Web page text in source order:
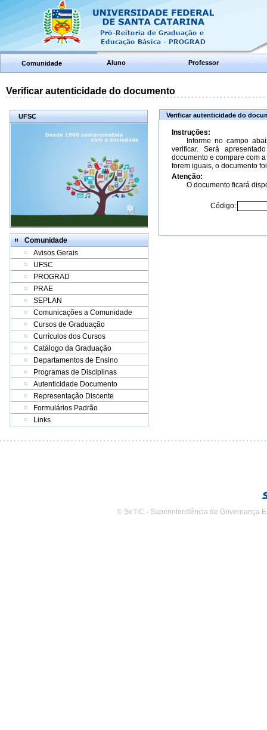
Comunidade Aluno Professor
Verificar autenticidade do documento
UFSC
Comunidade
Avisos Gerais
UFSC
PROGRAD
PRAE
SEPLAN
Comunicações a Comunidade
Cursos de Graduação
Currículos dos Cursos
Catálogo da Graduação
Departamentos de Ensino
Programas de Disciplinas
Autenticidade Documento
Representação Discente
Formulários Padrão
Links
Verificar autenticidade do
Instruções:
Informe no campo
verificar. Será
documento e compare com
forem iguais, o documento
Atenção:
O documento ficará
Código:
© SeTIC - Superintendência de Governança